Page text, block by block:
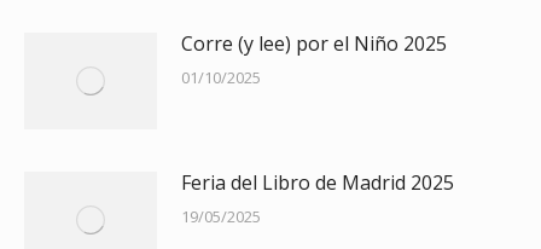
Corre (y lee) por el Niño 2025
01/10/2025
Feria del Libro de Madrid 2025
19/05/2025